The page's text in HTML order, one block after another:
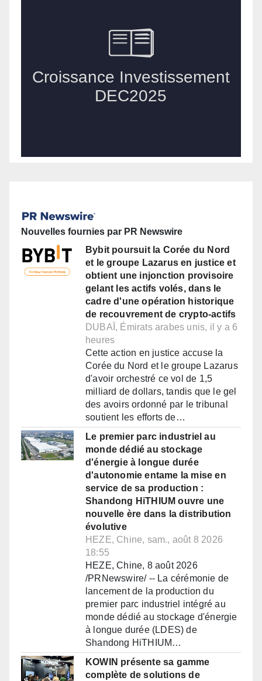
Nouvelles fournies par PR Newswire
Bybit poursuit la Corée du Nord
et le groupe Lazarus en justice et
obtient une injonction provisoire
gelant les actifs volés, dans le
cadre d'une opération historique
de recouvrement de crypto-actifs
DUBAÏ, Émirats arabes unis, il y a 6
heures
Cette action en justice accuse la
Corée du Nord et le groupe Lazarus
d'avoir orchestré ce vol de 1,5
milliard de dollars, tandis que le gel
des avoirs ordonné par le tribunal
soutient les efforts de…
Le premier parc industriel au
monde dédié au stockage
d'énergie à longue durée
d'autonomie entame la mise en
service de sa production :
Shandong HiTHIUM ouvre une
nouvelle ère dans la distribution
évolutive
HEZE, Chine, sam., août 8 2026
18:55
HEZE, Chine, 8 août 2026
/PRNewswire/ -- La cérémonie de
lancement de la production du
premier parc industriel intégré au
monde dédié au stockage d'énergie
à longue durée (LDES) de
Shandong HiTHIUM…
KOWIN présente sa gamme
complète de solutions de